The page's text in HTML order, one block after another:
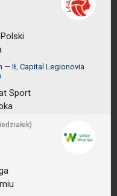
— IŁ Capital Legionovia
Sport